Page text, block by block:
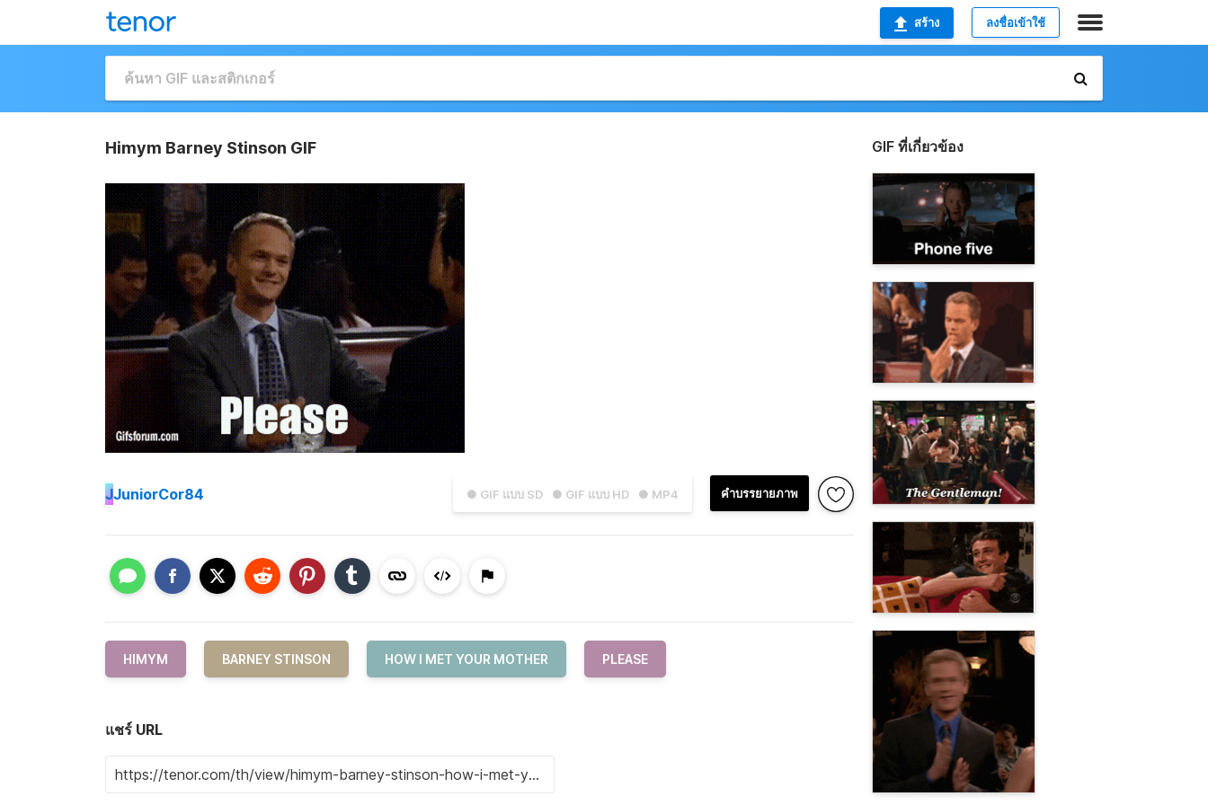
สร้าง ลงชื่อเข้าใช้
Himym Barney Stinson GIF
● GIF แบบ SD ● GIF แบบ HD ● MP4 คำบรรยายภาพ
JJuniorCor84
HIMYM BARNEY STINSON HOW I MET YOUR MOTHER PLEASE
แชร์ URL
GIF ที่เกี่ยวข้อง